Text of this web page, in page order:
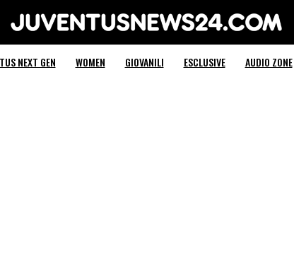
Juventus News 24
NEXT GEN WOMEN GIOVANILI ESCLUSIVE AUDIO ZONE